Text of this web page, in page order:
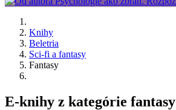
Knihy
Beletria
Sci-fi a fantasy
Fantasy
E-knihy z kategórie fantasy